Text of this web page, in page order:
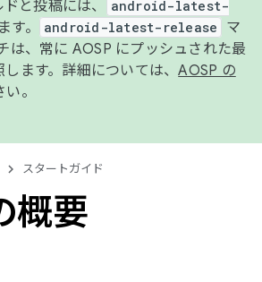
と投稿には、
android-latest-
す。 android-latest-release
マ
は、常に AOSP にプッシュされた最
ます。詳細については、AOSP の
。
スタートガイド
概要